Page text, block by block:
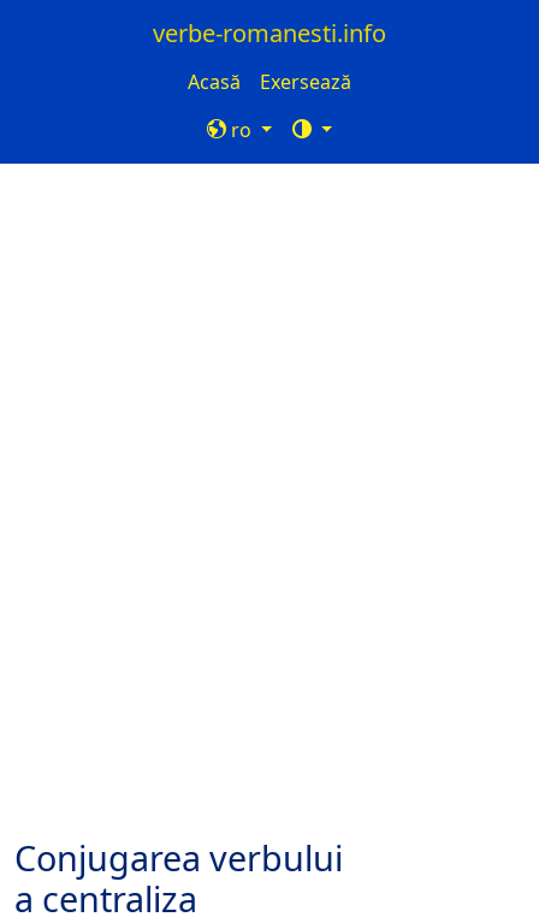
verbe-romanesti.info
Acasă
Exersează
ro
Conjugarea verbului
a centraliza